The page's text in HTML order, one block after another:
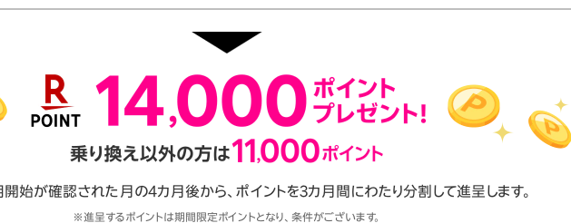
始が確認された月の4カ月後から、ポイントを3カ月間にわたり分割して進呈します。
※進呈するポイントは期間限定ポイントとなり、条件がございます。